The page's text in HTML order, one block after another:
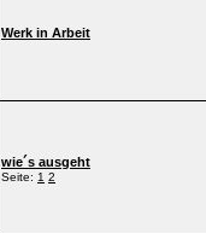
Werk in Arbeit
wie´s ausgeht
Seite: 1 2